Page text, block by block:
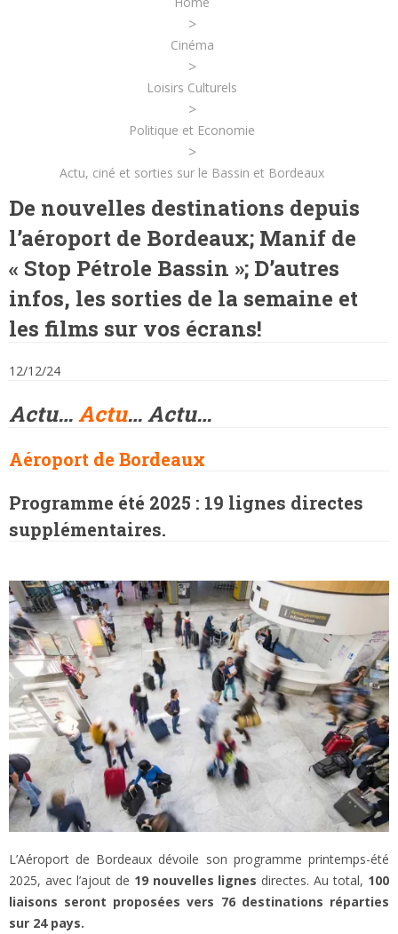
>
Cinéma
>
Loisirs Culturels
>
Politique et Economie
>
Actu, ciné et sorties sur le Bassin et Bordeaux
De nouvelles destinations depuis
l’aéroport de Bordeaux; Manif de
« Stop Pétrole Bassin »; D’autres
infos, les sorties de la semaine et
les films sur vos écrans!
12/12/24
Actu…Actu… Actu…
Aéroport de Bordeaux
Programme été 2025 : 19 lignes directes
supplémentaires.
L’Aéroport de Bordeaux dévoile son programme printemps-été
2025, avec l’ajout de 19 nouvelles lignes directes. Au total, 100
liaisons seront proposées vers 76 destinations réparties
sur 24 pays.